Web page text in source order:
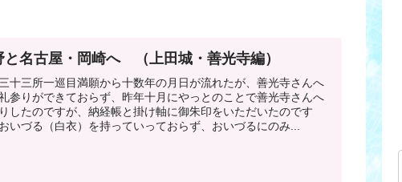
と名古屋・岡崎へ （上田城・善光寺編）
十三所一巡目満願から十数年の月日が流れたが、善光寺さんへ
参りができておらず、昨年十月にやっとのことで善光寺さんへ
したのですが、納経帳と掛け軸に御朱印をいただいたのです
いづる（白衣）を持っていっておらず、おいづるにのみ...